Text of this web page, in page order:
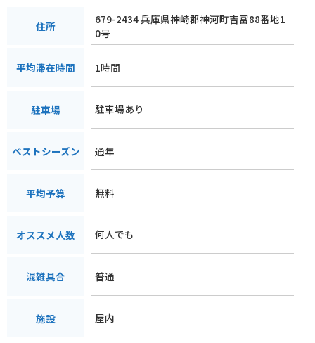
住所
679-2434 兵庫県神崎郡神河町吉冨88番地1
0号
平均滞在時間 1時間
駐車場 駐車場あり
ベストシーズン 通年
平均予算 無料
オススメ人数 何人でも
混雑具合 普通
施設 屋内